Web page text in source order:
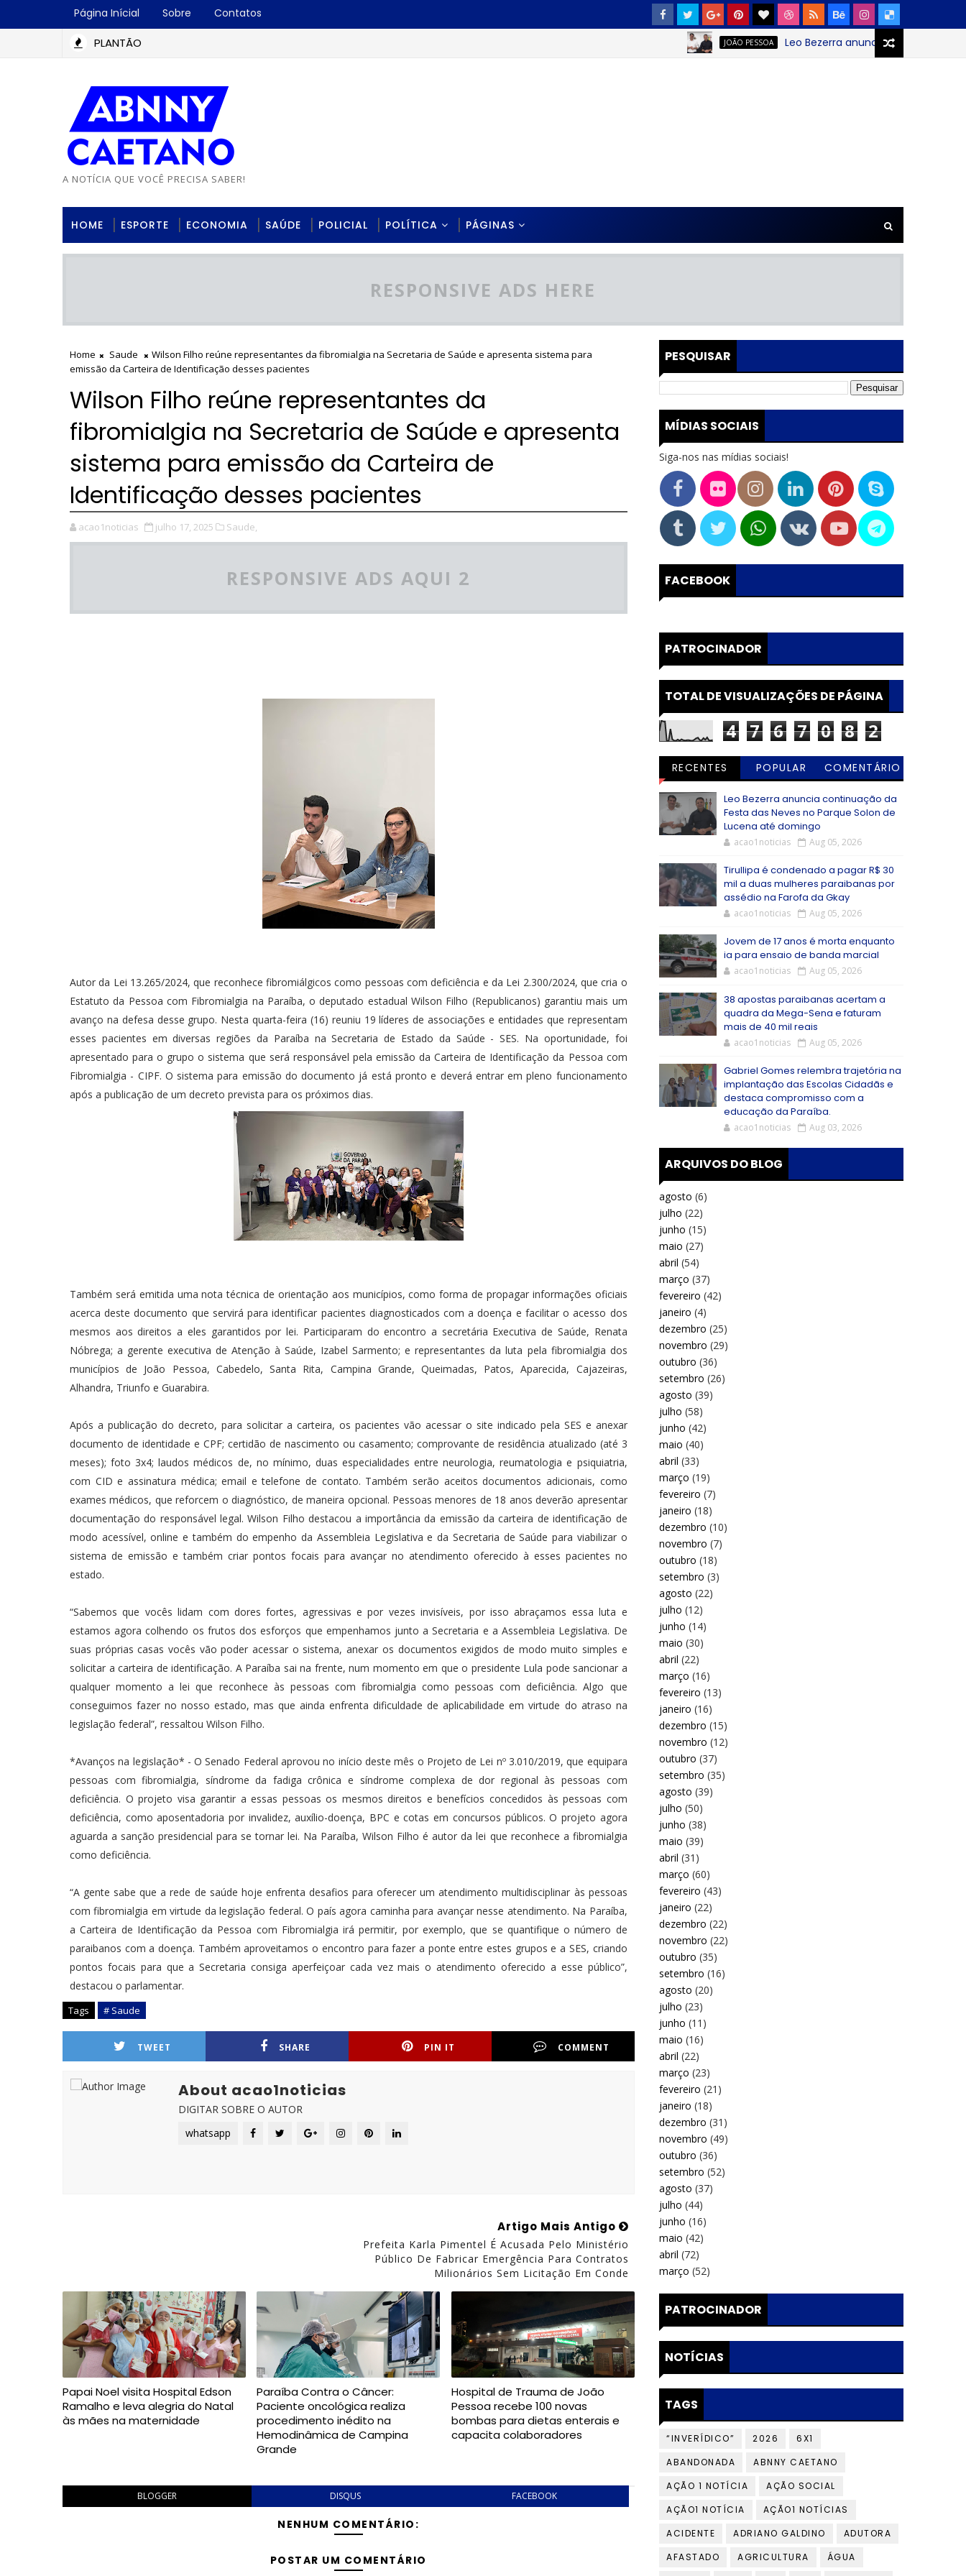
Página Inícial Sobre Contatos
PLANTÃO JOÃO PESSOA
Leo Bezerra anuncia continuação da
A NOTÍCIA QUE VOCÊ PRECISA SABER!
HOME ESPORTE ECONOMIA SAÚDE POLICIAL POLÍTICA PÁGINAS
RESPONSIVE ADS HERE
Home Saude
Wilson Filho reúne representantes da fibromialgia na Secretaria de Saúde e apresenta sistema para
emissão da Carteira de Identificação desses pacientes
Wilson Filho reúne representantes da
fibromialgia na Secretaria de Saúde e apresenta
sistema para emissão da Carteira de
Identificação desses pacientes
acao1noticias julho 17, 2025 Saude,
RESPONSIVE ADS AQUI 2
Autor da Lei 13.265/2024, que reconhece fibromiálgicos como pessoas com deficiência e da Lei 2.300/2024, que cria o
Estatuto da Pessoa com Fibromialgia na Paraíba, o deputado estadual Wilson Filho (Republicanos) garantiu mais um
avanço na defesa desse grupo. Nesta quarta-feira (16) reuniu 19 líderes de associações e entidades que representam
esses pacientes em diversas regiões da Paraíba na Secretaria de Estado da Saúde - SES. Na oportunidade, foi
apresentado para o grupo o sistema que será responsável pela emissão da Carteira de Identificação da Pessoa com
Fibromialgia - CIPF. O sistema para emissão do documento já está pronto e deverá entrar em pleno funcionamento
após a publicação de um decreto prevista para os próximos dias.
Também será emitida uma nota técnica de orientação aos municípios, como forma de propagar informações oficiais
acerca deste documento que servirá para identificar pacientes diagnosticados com a doença e facilitar o acesso dos
mesmos aos direitos a eles garantidos por lei. Participaram do encontro a secretária Executiva de Saúde, Renata
Nóbrega; a gerente executiva de Atenção à Saúde, Izabel Sarmento; e representantes da luta pela fibromialgia dos
municípios de João Pessoa, Cabedelo, Santa Rita, Campina Grande, Queimadas, Patos, Aparecida, Cajazeiras,
Alhandra, Triunfo e Guarabira.
Após a publicação do decreto, para solicitar a carteira, os pacientes vão acessar o site indicado pela SES e anexar
documento de identidade e CPF; certidão de nascimento ou casamento; comprovante de residência atualizado (até 3
meses); foto 3x4; laudos médicos de, no mínimo, duas especialidades entre neurologia, reumatologia e psiquiatria,
com CID e assinatura médica; email e telefone de contato. Também serão aceitos documentos adicionais, como
exames médicos, que reforcem o diagnóstico, de maneira opcional. Pessoas menores de 18 anos deverão apresentar
documentação do responsável legal. Wilson Filho destacou a importância da emissão da carteira de identificação de
modo acessível, online e também do empenho da Assembleia Legislativa e da Secretaria de Saúde para viabilizar o
sistema de emissão e também criar pontos focais para avançar no atendimento oferecido à esses pacientes no
estado.
“Sabemos que vocês lidam com dores fortes, agressivas e por vezes invisíveis, por isso abraçamos essa luta e
estamos agora colhendo os frutos dos esforços que empenhamos junto a Secretaria e a Assembleia Legislativa. De
suas próprias casas vocês vão poder acessar o sistema, anexar os documentos exigidos de modo muito simples e
solicitar a carteira de identificação. A Paraíba sai na frente, num momento em que o presidente Lula pode sancionar a
qualquer momento a lei que reconhece às pessoas com fibromialgia como pessoas com deficiência. Algo que
conseguimos fazer no nosso estado, mas que ainda enfrenta dificuldade de aplicabilidade em virtude do atraso na
legislação federal”, ressaltou Wilson Filho.
*Avanços na legislação* - O Senado Federal aprovou no início deste mês o Projeto de Lei nº 3.010/2019, que equipara
pessoas com fibromialgia, síndrome da fadiga crônica e síndrome complexa de dor regional às pessoas com
deficiência. O projeto visa garantir a essas pessoas os mesmos direitos e benefícios concedidos às pessoas com
deficiência, como aposentadoria por invalidez, auxílio-doença, BPC e cotas em concursos públicos. O projeto agora
aguarda a sanção presidencial para se tornar lei. Na Paraíba, Wilson Filho é autor da lei que reconhece a fibromialgia
como deficiência.
“A gente sabe que a rede de saúde hoje enfrenta desafios para oferecer um atendimento multidisciplinar às pessoas
com fibromialgia em virtude da legislação federal. O país agora caminha para avançar nesse atendimento. Na Paraíba,
a Carteira de Identificação da Pessoa com Fibromialgia irá permitir, por exemplo, que se quantifique o número de
paraibanos com a doença. Também aproveitamos o encontro para fazer a ponte entre estes grupos e a SES, criando
pontos focais para que a Secretaria consiga aperfeiçoar cada vez mais o atendimento oferecido a esse público”,
destacou o parlamentar.
Tags # Saude
TWEET SHARE PIN IT COMMENT
About acao1noticias
DIGITAR SOBRE O AUTOR
whatsapp
Artigo Mais Antigo
Prefeita Karla Pimentel É Acusada Pelo Ministério
Público De Fabricar Emergência Para Contratos
Milionários Sem Licitação Em Conde
Papai Noel visita Hospital Edson
Ramalho e leva alegria do Natal
às mães na maternidade
Paraíba Contra o Câncer:
Paciente oncológica realiza
procedimento inédito na
Hemodinâmica de Campina
Grande
Hospital de Trauma de João
Pessoa recebe 100 novas
bombas para dietas enterais e
capacita colaboradores
BLOGGER DISQUS FACEBOOK
NENHUM COMENTÁRIO:
POSTAR UM COMENTÁRIO
PESQUISAR
MÍDIAS SOCIAIS
Siga-nos nas mídias sociais!
FACEBOOK
PATROCINADOR
TOTAL DE VISUALIZAÇÕES DE PÁGINA
4 7 6 7 0 8 2
RECENTES POPULAR
COMENTÁRIO
Leo Bezerra anuncia continuação da
Festa das Neves no Parque Solon de
Lucena até domingo
acao1noticias Aug 05, 2026
Tirullipa é condenado a pagar R$ 30
mil a duas mulheres paraibanas por
assédio na Farofa da Gkay
acao1noticias Aug 05, 2026
Jovem de 17 anos é morta enquanto
ia para ensaio de banda marcial
acao1noticias Aug 05, 2026
38 apostas paraibanas acertam a
quadra da Mega-Sena e faturam
mais de 40 mil reais
acao1noticias Aug 05, 2026
Gabriel Gomes relembra trajetória na
implantação das Escolas Cidadãs e
destaca compromisso com a
educação da Paraíba.
acao1noticias Aug 03, 2026
ARQUIVOS DO BLOG
agosto (6)
julho (22)
junho (15)
maio (27)
abril (54)
março (37)
fevereiro (42)
janeiro (4)
dezembro (25)
novembro (29)
outubro (36)
setembro (26)
agosto (39)
julho (58)
junho (42)
maio (40)
abril (33)
março (19)
fevereiro (7)
janeiro (18)
dezembro (10)
novembro (7)
outubro (18)
setembro (3)
agosto (22)
julho (12)
junho (14)
maio (30)
abril (22)
março (16)
fevereiro (13)
janeiro (16)
dezembro (15)
novembro (12)
outubro (37)
setembro (35)
agosto (39)
julho (50)
junho (38)
maio (39)
abril (31)
março (60)
fevereiro (43)
janeiro (22)
dezembro (22)
novembro (22)
outubro (35)
setembro (16)
agosto (20)
julho (23)
junho (11)
maio (16)
abril (22)
março (23)
fevereiro (21)
janeiro (18)
dezembro (31)
novembro (49)
outubro (36)
setembro (52)
agosto (37)
julho (44)
junho (16)
maio (42)
abril (72)
março (52)
PATROCINADOR
NOTÍCIAS
TAGS
“INVERÍDICO” 2026
6X1
ABANDONADA
ABNNY CAETANO
AÇÃO 1 NOTÍCIA
AÇÃO SOCIAL
AÇÃO1 NOTÍCIA
AÇÃO1 NOTÍCIAS
ACIDENTE
ADRIANO GALDINO
ADUTORA
AFASTADO
AGRICULTURA
ÁGUA